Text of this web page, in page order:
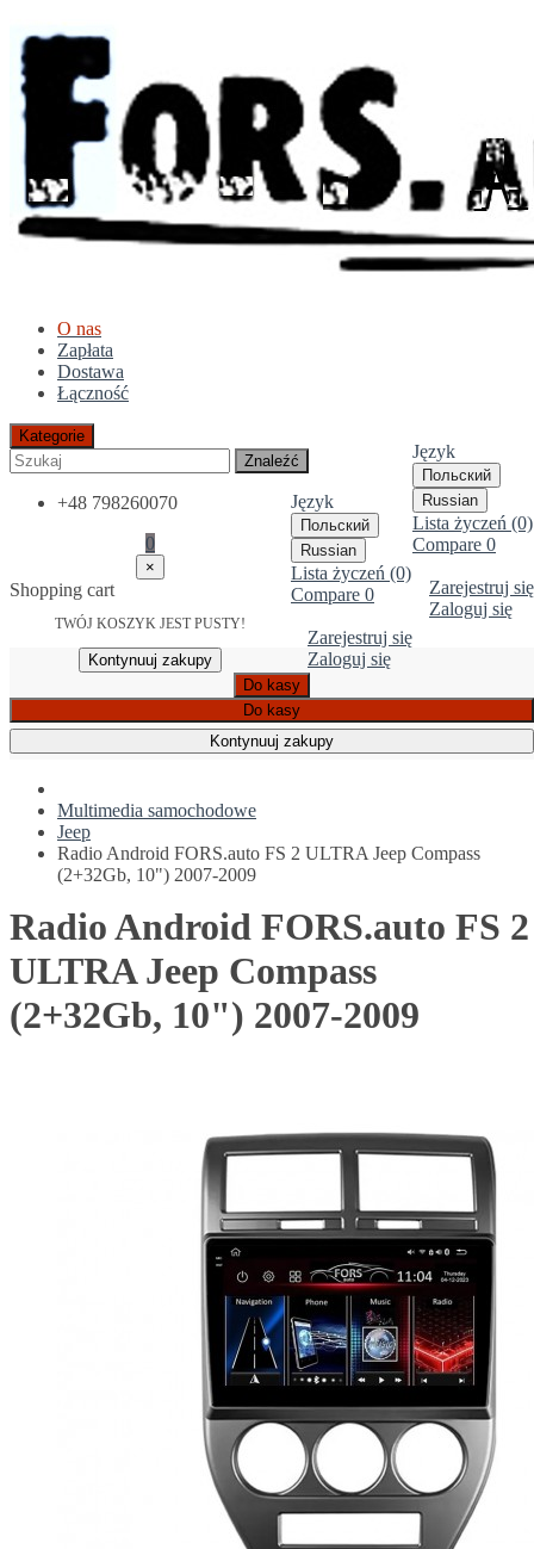
O nas
Zapłata
Dostawa
Łączność
Język
Польский
Russian
Lista życzeń (0)
Compare 0
Zarejestruj się
Zaloguj się
Kategorie
Znaleźć
Język
Польский
Russian
Lista życzeń (0)
Compare 0
Zarejestruj się
Zaloguj się
+48 798260070
0
×
Shopping cart
TWÓJ KOSZYK JEST PUSTY!
Kontynuuj zakupy
Do kasy
Do kasy
Kontynuuj zakupy
Multimedia samochodowe
Jeep
Radio Android FORS.auto FS 2 ULTRA Jeep Compass
(2+32Gb, 10") 2007-2009
Radio Android FORS.auto FS 2
ULTRA Jeep Compass
(2+32Gb, 10") 2007-2009